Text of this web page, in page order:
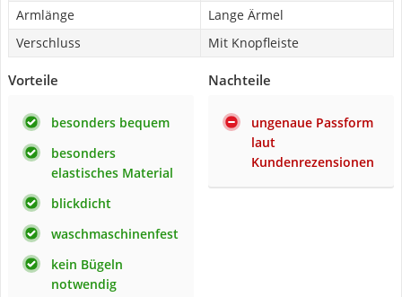
Armlänge
Lange Ärmel
Verschluss
Mit Knopfleiste
Vorteile
besonders bequem
besonders
elastisches Material
blickdicht
waschmaschinenfest
kein Bügeln
notwendig
Nachteile
ungenaue Passform
laut
Kundenrezensionen